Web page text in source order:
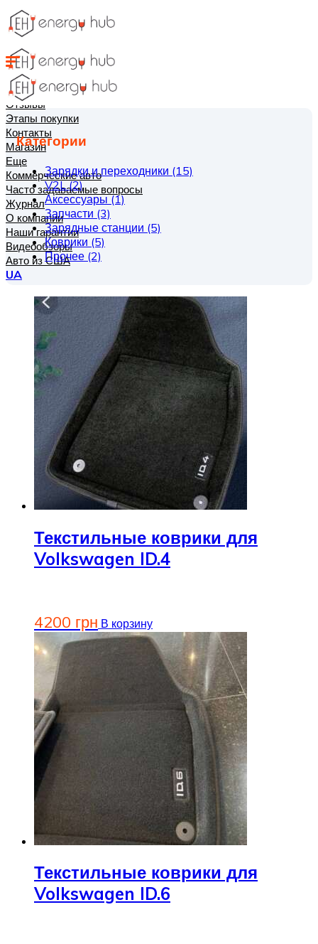
Каталог авто
Отзывы
Этапы покупки
Контакты
Магазин
Еще
Коммерческие авто
Часто задаваемые вопросы
Журнал
О компании
Наши гарантии
Видеообзоры
Авто из США
UA
Категории
Зарядки и переходники (15)
V2L(2)
Аксессуары(1)
Запчасти (3)
Зарядные станции (5)
Коврики (5)
Прочее (2)
Текстильные коврики для
Volkswagen ID.4
4200 грн В корзину
Текстильные коврики для
Volkswagen ID.6